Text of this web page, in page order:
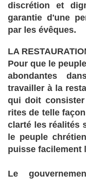
discrétion et
garantie d'une
par les évêques.
LA
Pour que le
abondantes
travailler à la
qui doit
rites de telle
clarté les réalités
le peuple
puisse facilement
Le